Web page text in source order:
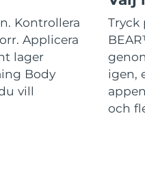
Kontrollera
Applicera
lager
Body
vill
Tryck
igen,
och